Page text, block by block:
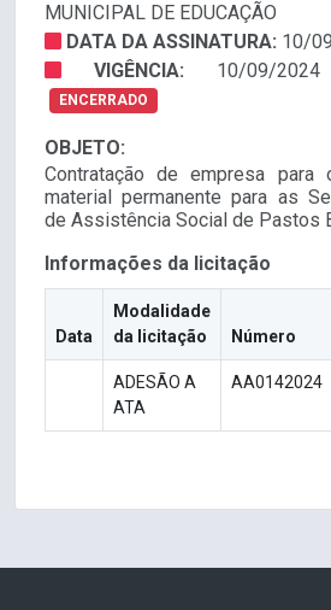
MUNICIPAL DE EDUCAÇÃO
DATA DA ASSINATURA: 10/
VIGÊNCIA: 10/09/
ENCERRADO
OBJETO:
Contratação de empresa para
material permanente para as
de Assistência Social de Pastos
Informações da licitação
Data
Modalidade
da licitação
Número
ADESÃO A
ATA
AA0142024